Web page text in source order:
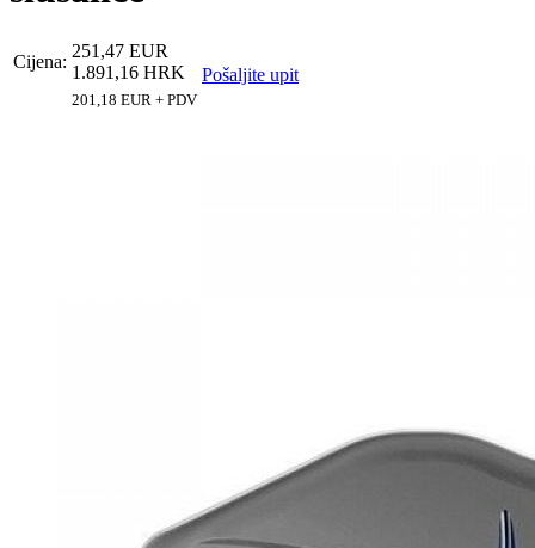
Cijena:
251,47 EUR
1.891,16 HRK
Pošaljite upit
201,18 EUR + PDV